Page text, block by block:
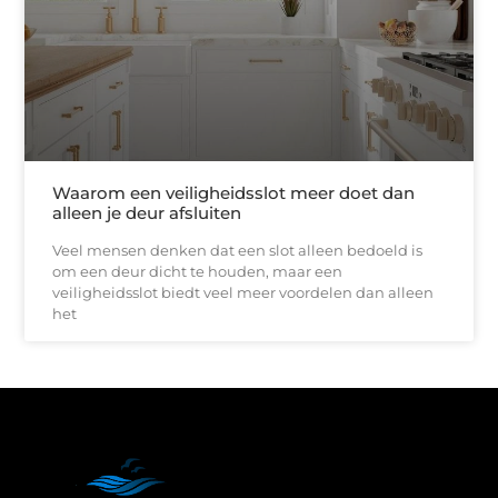
Waarom een veiligheidsslot meer doet dan
alleen je deur afsluiten
Veel mensen denken dat een slot alleen bedoeld is
om een deur dicht te houden, maar een
veiligheidsslot biedt veel meer voordelen dan alleen
het